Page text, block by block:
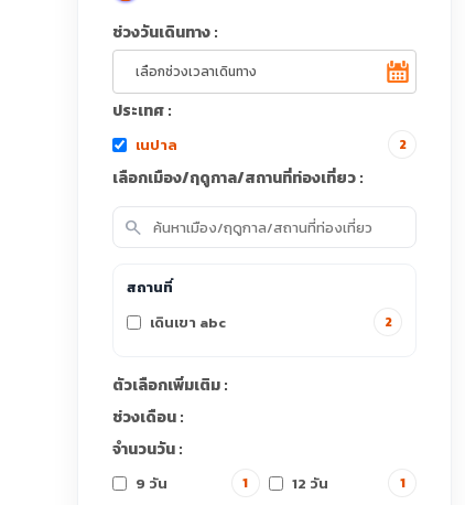
ช่วงวันเดินทาง :
ประเทศ :
เนปาล 2
เลือกเมือง/ฤดูกาล/สถานที่ท่องเที่ยว :
search
สถานที่
เดินเขา abc
2
ตัวเลือกเพิ่มเติม :
ช่วงเดือน :
จำนวนวัน :
9 วัน 1 12 วัน 1